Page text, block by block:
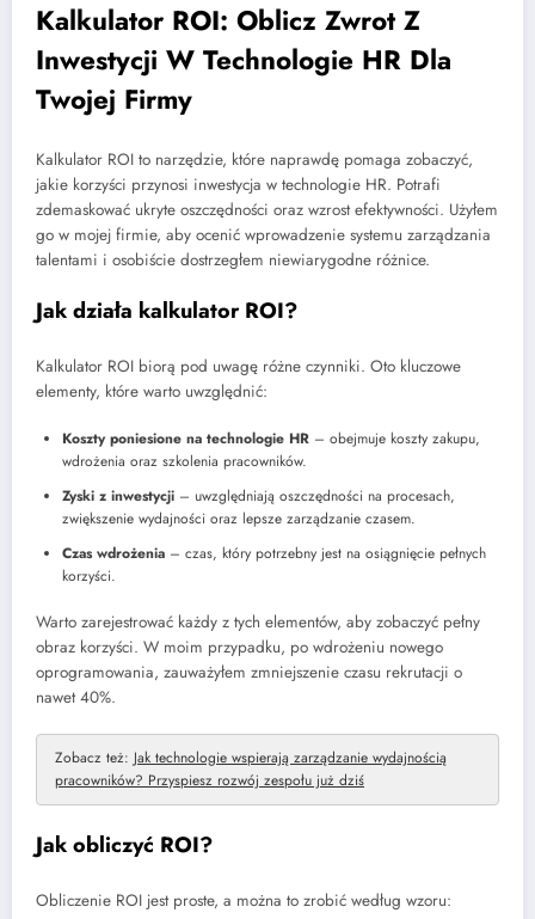
Kalkulator ROI: Oblicz Zwrot Z
Inwestycji W Technologie HR Dla
Twojej Firmy
Kalkulator ROI to narzędzie, które naprawdę pomaga zobaczyć,
jakie korzyści przynosi inwestycja w technologie HR. Potrafi
zdemaskować ukryte oszczędności oraz wzrost efektywności. Użyłem
go w mojej firmie, aby ocenić wprowadzenie systemu zarządzania
talentami i osobiście dostrzegłem niewiarygodne różnice.
Jak działa kalkulator ROI?
Kalkulator ROI biorą pod uwagę różne czynniki. Oto kluczowe
elementy, które warto uwzględnić:
Koszty poniesione na technologie HR – obejmuje koszty zakupu,
wdrożenia oraz szkolenia pracowników.
Zyski z inwestycji – uwzględniają oszczędności na procesach,
zwiększenie wydajności oraz lepsze zarządzanie czasem.
Czas wdrożenia – czas, który potrzebny jest na osiągnięcie pełnych
korzyści.
Warto zarejestrować każdy z tych elementów, aby zobaczyć pełny
obraz korzyści. W moim przypadku, po wdrożeniu nowego
oprogramowania, zauważyłem zmniejszenie czasu rekrutacji o
nawet 40%.
Zobacz też: Jak technologie wspierają zarządzanie wydajnością
pracowników? Przyspiesz rozwój zespołu już dziś
Jak obliczyć ROI?
Obliczenie ROI jest proste, a można to zrobić według wzoru: